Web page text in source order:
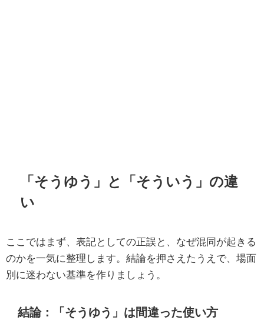
「そうゆう」と「そういう」の違
い
ここではまず、表記としての正誤と、なぜ混同が起きる
のかを一気に整理します。結論を押さえたうえで、場面
別に迷わない基準を作りましょう。
結論：「そうゆう」は間違った使い方